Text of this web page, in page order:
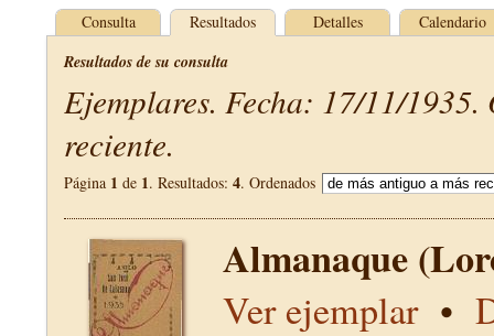
Consulta Resultados Detalles Calendario
Resultados de su consulta
Ejemplares. Fecha: 17/11/1935.
reciente.
Página 1 de 1. Resultados: 4. Ordenados
Almanaque
Ver ejemplar•